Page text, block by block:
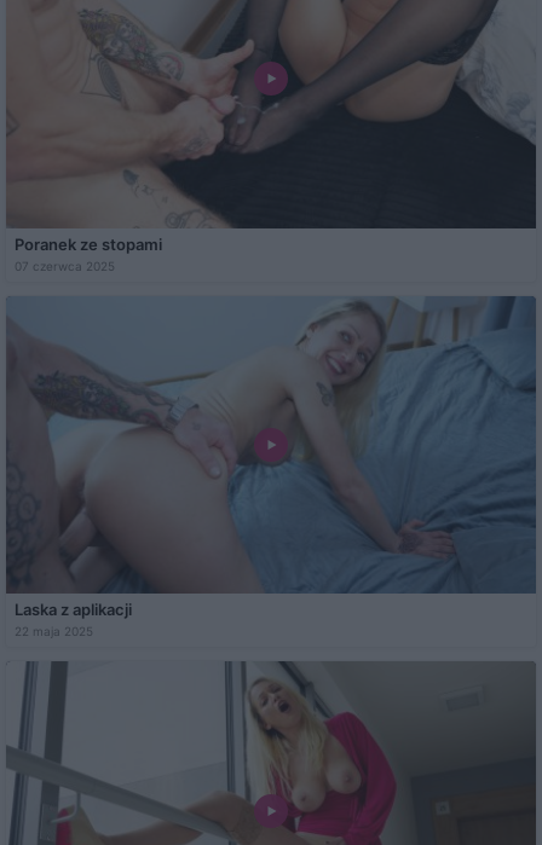
Poranek ze stopami
07 czerwca 2025
Laska z aplikacji
22 maja 2025